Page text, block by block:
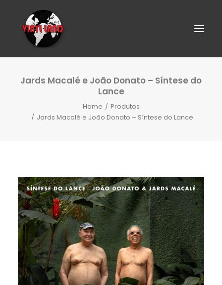
SEARCH
CART
Jards Macalé e João Donato – Síntese do
Lance
Home
Produtos
Jards Macalé e João Donato – Síntese do Lance